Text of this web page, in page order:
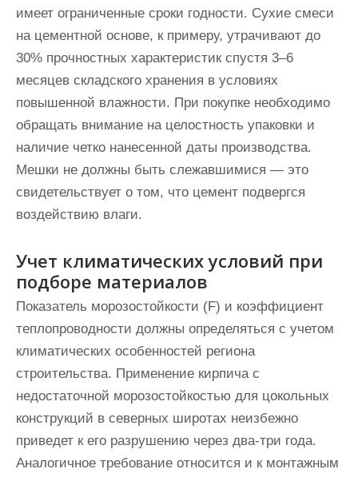
имеет ограниченные сроки годности. Сухие смеси
на цементной основе, к примеру, утрачивают до
30% прочностных характеристик спустя 3–6
месяцев складского хранения в условиях
повышенной влажности. При покупке необходимо
обращать внимание на целостность упаковки и
наличие четко нанесенной даты производства.
Мешки не должны быть слежавшимися — это
свидетельствует о том, что цемент подвергся
воздействию влаги.
Учет климатических условий при
подборе материалов
Показатель морозостойкости (F) и коэффициент
теплопроводности должны определяться с учетом
климатических особенностей региона
строительства. Применение кирпича с
недостаточной морозостойкостью для цокольных
конструкций в северных широтах неизбежно
приведет к его разрушению через два-три года.
Аналогичное требование относится и к монтажным